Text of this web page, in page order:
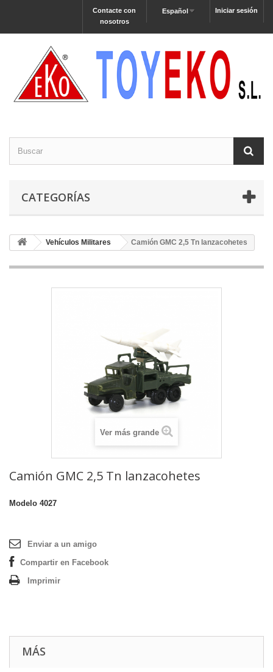
Iniciar sesión
Español
Contacte con
nosotros
CATEGORÍAS
Vehículos Militares Camión GMC 2,5 Tn lanzacohetes
Ver más grande
Camión GMC 2,5 Tn lanzacohetes
Modelo 4027
Enviar a un amigo
Compartir en Facebook
Imprimir
MÁS